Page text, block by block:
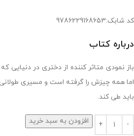
کد شابک:9786229168653
درباره کتاب
باز نمودی متاثر کننده از دختری در دنیایی
اما همه چیزش را گرفته است و مسیری طولانی
باید طی کند.
افزودن به سبد خرید